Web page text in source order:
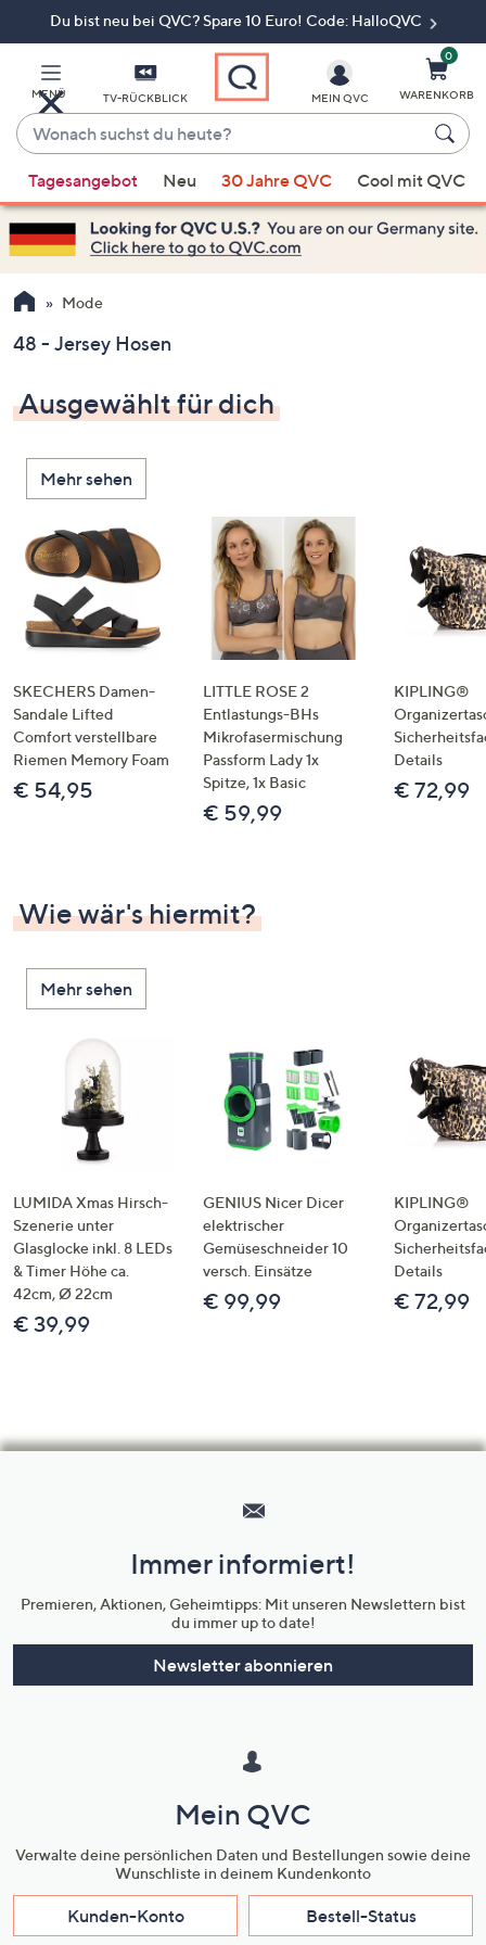
Du bist neu bei QVC? Spare 10 Euro! Code: HalloQVC
MENÜ TV-RÜCKBLICK
Wonach
suchst
du
heute?
Vorschläge
verfügbar
sind,
verwenden
Sie
Pfeiltasten
oben
und
nach
unten
oder
wischen
Sie
Touch-
Geräten
links
bzw.
rechts,
um
diese
MEIN QVC
0
WARENKORB
Tagesangebot Neu 30 Jahre QVC Cool mit QVC
Mode
48 - Jersey Hosen
Ausgewählt für dich
Mehr sehen
SKECHERS Damen-
Sandale Lifted
Comfort verstellbare
Riemen Memory Foam
€ 54,95
LITTLE ROSE 2
Entlastungs-BHs
Mikrofasermischung
Passform Lady 1x
Spitze, 1x Basic
€ 59,99
KIPLING®
Details
€ 72,99
Wie wär's hiermit?
Mehr sehen
LUMIDA Xmas Hirsch-
Szenerie unter
Glasglocke inkl. 8 LEDs
& Timer Höhe ca.
42cm, Ø 22cm
€ 39,99
GENIUS Nicer Dicer
elektrischer
Gemüseschneider 10
versch. Einsätze
€ 99,99
KIPLING®
Details
€ 72,99
Unternehmensinformationen
Immer informiert!
Premieren, Aktionen, Geheimtipps: Mit unseren Newslettern bist
du immer up to date!
Newsletter abonnieren
Mein QVC
Verwalte deine persönlichen Daten und Bestellungen sowie deine
Wunschliste in deinem Kundenkonto
Kunden-Konto Bestell-Status